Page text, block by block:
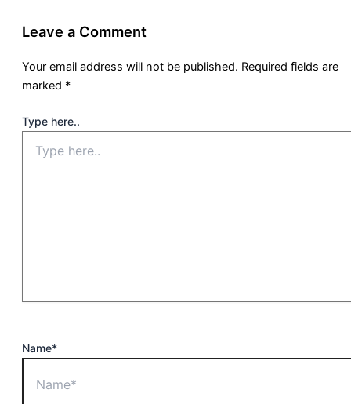
Leave a Comment
Your email address will not be published. Required fields are
marked *
Type here..
Name*